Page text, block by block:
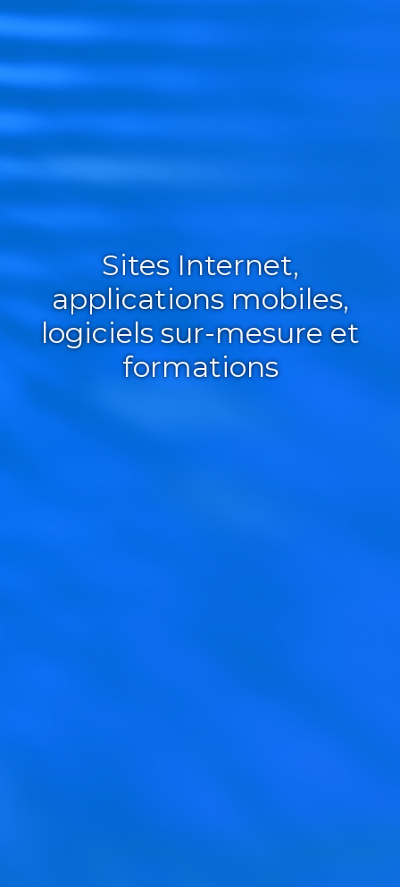
Sites Internet,
applications mobiles,
logiciels sur-mesure et
formations